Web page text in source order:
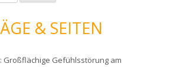
& SEITEN
Großflächige Gefühlsstörung am